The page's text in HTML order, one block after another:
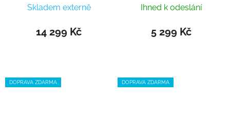
Skladem externě
14 299 Kč
Black 80
Ihned k odeslání
5 299 Kč
DOPRAVA ZDARMA DOPRAVA ZDARMA